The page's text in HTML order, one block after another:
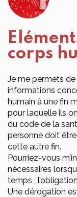
corps
Je me permets
informations
humain à une fin
pour laquelle ils
du code de la
personne doit
cette autre fin.
Pourriez-vous
nécessaires
temps ;
Une dérogation